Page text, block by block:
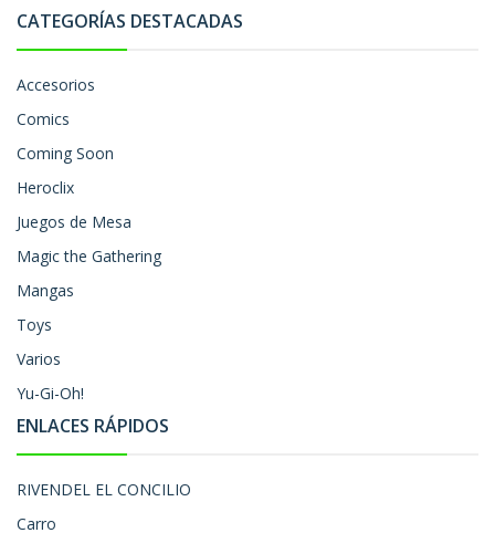
CATEGORÍAS DESTACADAS
Accesorios
Comics
Coming Soon
Heroclix
Juegos de Mesa
Magic the Gathering
Mangas
Toys
Varios
Yu-Gi-Oh!
ENLACES RÁPIDOS
RIVENDEL EL CONCILIO
Carro